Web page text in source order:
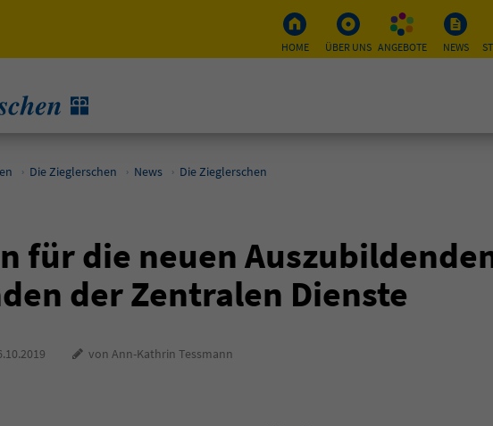
HOME ÜBER UNS ANGEBOTE NEWS
Die Zieglerschen News Die Zieglerschen
für die neuen
der Zentralen Dienste
von Ann-Kathrin Tessmann